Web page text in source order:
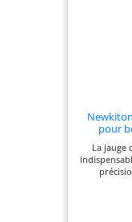
pour
La jauge
répondre